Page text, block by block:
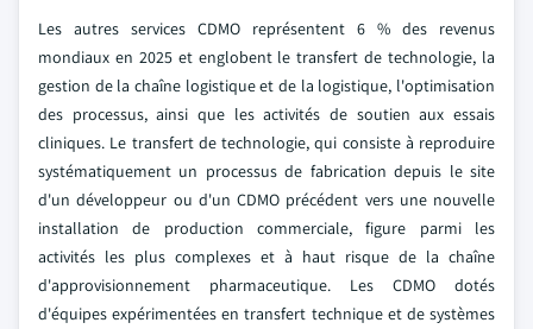
Les autres services CDMO représentent 6 % des revenus
mondiaux en 2025 et englobent le transfert de technologie, la
gestion de la chaîne logistique et de la logistique, l'optimisation
des processus, ainsi que les activités de soutien aux essais
cliniques. Le transfert de technologie, qui consiste à reproduire
systématiquement un processus de fabrication depuis le site
d'un développeur ou d'un CDMO précédent vers une nouvelle
installation de production commerciale, figure parmi les
activités les plus complexes et à haut risque de la chaîne
d'approvisionnement pharmaceutique. Les CDMO dotés
d'équipes expérimentées en transfert technique et de systèmes